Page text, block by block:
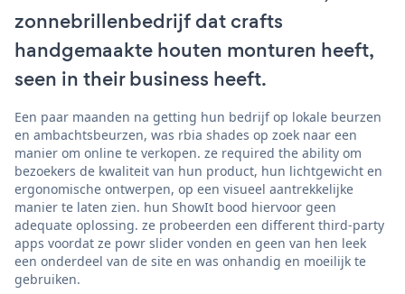
zonnebrillenbedrijf dat crafts
handgemaakte houten monturen heeft,
seen in their business heeft.
Een paar maanden na getting hun bedrijf op lokale beurzen
en ambachtsbeurzen, was rbia shades op zoek naar een
manier om online te verkopen. ze required the ability om
bezoekers de kwaliteit van hun product, hun lichtgewicht en
ergonomische ontwerpen, op een visueel aantrekkelijke
manier te laten zien. hun ShowIt bood hiervoor geen
adequate oplossing. ze probeerden een different third-party
apps voordat ze powr slider vonden en geen van hen leek
een onderdeel van de site en was onhandig en moeilijk te
gebruiken.